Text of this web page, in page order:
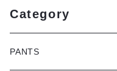
Category
PANTS